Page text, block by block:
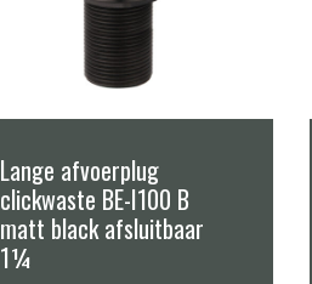
Lange afvoerplug
clickwaste BE-I100 B
matt black afsluitbaar
1¼